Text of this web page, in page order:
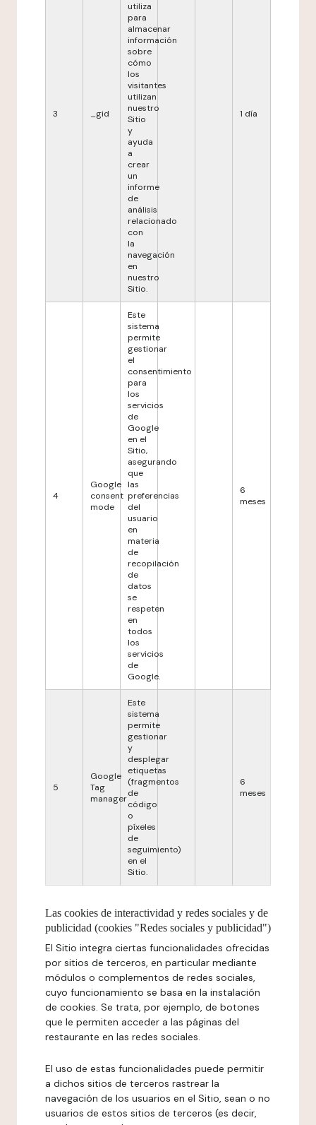
3 _gid
utiliza
para
almacenar
información
sobre
cómo
los
visitantes
utilizan
nuestro
Sitio
y
ayuda
a
crear
un
informe
de
análisis
relacionado
con
la
navegación
en
nuestro
Sitio.
1 día
4
Google
consent
mode
Este
sistema
permite
gestionar
el
consentimiento
para
los
servicios
de
Google
en el
Sitio,
asegurando
que
las
preferencias
del
usuario
en
materia
de
recopilación
de
datos
se
respeten
en
todos
los
servicios
de
Google.
6
meses
5
Google
Tag
manager
Este
sistema
permite
gestionar
y
desplegar
etiquetas
(fragmentos
de
código
o
píxeles
de
seguimiento)
en el
Sitio.
6
meses
Las cookies de interactividad y redes sociales y de
publicidad (cookies "Redes sociales y publicidad")
El Sitio integra ciertas funcionalidades ofrecidas
por sitios de terceros, en particular mediante
módulos o complementos de redes sociales,
cuyo funcionamiento se basa en la instalación
de cookies. Se trata, por ejemplo, de botones
que le permiten acceder a las páginas del
restaurante en las redes sociales.
El uso de estas funcionalidades puede permitir
a dichos sitios de terceros rastrear la
navegación de los usuarios en el Sitio, sean o no
usuarios de estos sitios de terceros (es decir,